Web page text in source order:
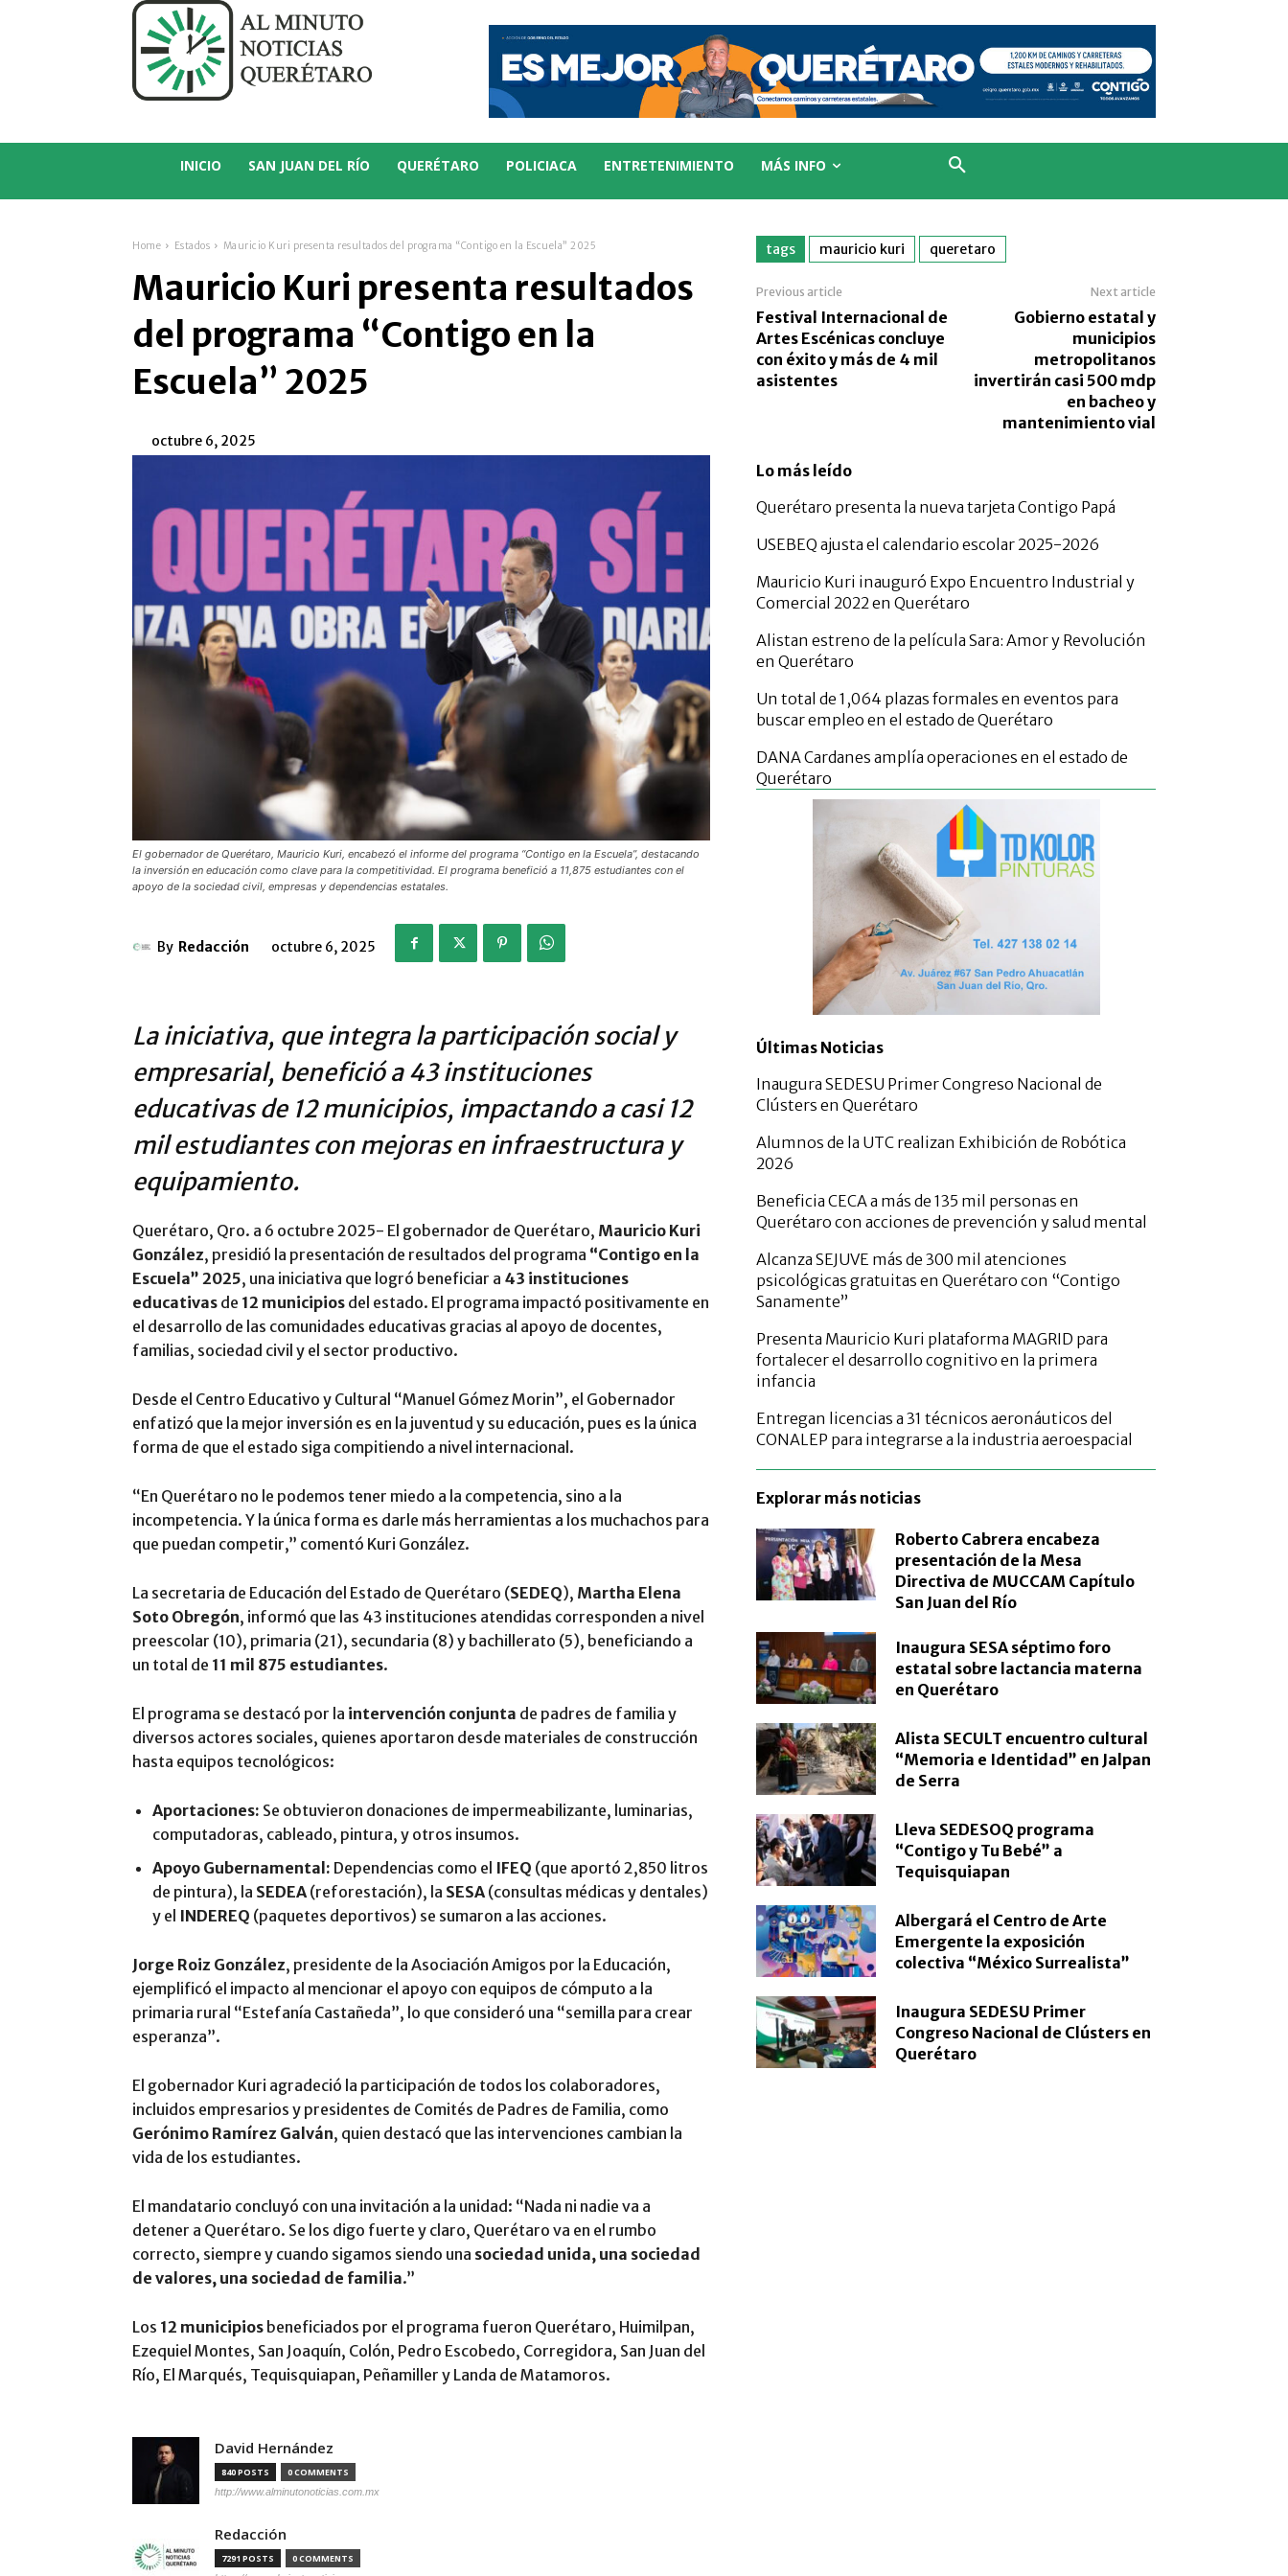
INICIO SAN JUAN DEL RÍO QUERÉTARO POLICIACA ENTRETENIMIENTO MÁS INFO
Home Estados Mauricio Kuri presenta resultados del programa “Contigo en la Escuela” 2025
Mauricio Kuri presenta resultados
del programa “Contigo en la
Escuela” 2025
octubre 6, 2025
El gobernador de Querétaro, Mauricio Kuri, encabezó el informe del programa “Contigo en la Escuela”, destacando
la inversión en educación como clave para la competitividad. El programa benefició a 11,875 estudiantes con el
apoyo de la sociedad civil, empresas y dependencias estatales.
By Redacción octubre 6, 2025
La iniciativa, que integra la participación social y
empresarial, benefició a 43 instituciones
educativas de 12 municipios, impactando a casi 12
mil estudiantes con mejoras en infraestructura y
equipamiento.
Querétaro, Qro. a 6 octubre 2025- El gobernador de Querétaro, Mauricio Kuri
González, presidió la presentación de resultados del programa “Contigo en la
Escuela” 2025, una iniciativa que logró beneficiar a 43 instituciones
educativas de 12 municipios del estado. El programa impactó positivamente en
el desarrollo de las comunidades educativas gracias al apoyo de docentes,
familias, sociedad civil y el sector productivo.
Desde el Centro Educativo y Cultural “Manuel Gómez Morin”, el Gobernador
enfatizó que la mejor inversión es en la juventud y su educación, pues es la única
forma de que el estado siga compitiendo a nivel internacional.
“En Querétaro no le podemos tener miedo a la competencia, sino a la
incompetencia. Y la única forma es darle más herramientas a los muchachos para
que puedan competir,” comentó Kuri González.
La secretaria de Educación del Estado de Querétaro (SEDEQ), Martha Elena
Soto Obregón, informó que las 43 instituciones atendidas corresponden a nivel
preescolar (10), primaria (21), secundaria (8) y bachillerato (5), beneficiando a
un total de 11 mil 875 estudiantes.
El programa se destacó por la intervención conjunta de padres de familia y
diversos actores sociales, quienes aportaron desde materiales de construcción
hasta equipos tecnológicos:
Aportaciones: Se obtuvieron donaciones de impermeabilizante, luminarias,
computadoras, cableado, pintura, y otros insumos.
Apoyo Gubernamental: Dependencias como el IFEQ (que aportó 2,850 litros
de pintura), la SEDEA (reforestación), la SESA (consultas médicas y dentales)
y el INDEREQ (paquetes deportivos) se sumaron a las acciones.
Jorge Roiz González, presidente de la Asociación Amigos por la Educación,
ejemplificó el impacto al mencionar el apoyo con equipos de cómputo a la
primaria rural “Estefanía Castañeda”, lo que consideró una “semilla para crear
esperanza”.
El gobernador Kuri agradeció la participación de todos los colaboradores,
incluidos empresarios y presidentes de Comités de Padres de Familia, como
Gerónimo Ramírez Galván, quien destacó que las intervenciones cambian la
vida de los estudiantes.
El mandatario concluyó con una invitación a la unidad: “Nada ni nadie va a
detener a Querétaro. Se los digo fuerte y claro, Querétaro va en el rumbo
correcto, siempre y cuando sigamos siendo una sociedad unida, una sociedad
de valores, una sociedad de familia.”
Los 12 municipios beneficiados por el programa fueron Querétaro, Huimilpan,
Ezequiel Montes, San Joaquín, Colón, Pedro Escobedo, Corregidora, San Juan del
Río, El Marqués, Tequisquiapan, Peñamiller y Landa de Matamoros.
David Hernández
840 POSTS 0 COMMENTS
http://www.alminutonoticias.com.mx
Redacción
7291 POSTS 0 COMMENTS
tags mauricio kuri queretaro
Previous article
Festival Internacional de
Artes Escénicas concluye
con éxito y más de 4 mil
asistentes
Next article
Gobierno estatal y
municipios
metropolitanos
invertirán casi 500 mdp
en bacheo y
mantenimiento vial
Lo más leído
Querétaro presenta la nueva tarjeta Contigo Papá
USEBEQ ajusta el calendario escolar 2025-2026
Mauricio Kuri inauguró Expo Encuentro Industrial y
Comercial 2022 en Querétaro
Alistan estreno de la película Sara: Amor y Revolución
en Querétaro
Un total de 1,064 plazas formales en eventos para
buscar empleo en el estado de Querétaro
DANA Cardanes amplía operaciones en el estado de
Querétaro
Últimas Noticias
Inaugura SEDESU Primer Congreso Nacional de
Clústers en Querétaro
Alumnos de la UTC realizan Exhibición de Robótica
2026
Beneficia CECA a más de 135 mil personas en
Querétaro con acciones de prevención y salud mental
Alcanza SEJUVE más de 300 mil atenciones
psicológicas gratuitas en Querétaro con “Contigo
Sanamente”
Presenta Mauricio Kuri plataforma MAGRID para
fortalecer el desarrollo cognitivo en la primera
infancia
Entregan licencias a 31 técnicos aeronáuticos del
CONALEP para integrarse a la industria aeroespacial
Explorar más noticias
Roberto Cabrera encabeza
presentación de la Mesa
Directiva de MUCCAM Capítulo
San Juan del Río
Inaugura SESA séptimo foro
estatal sobre lactancia materna
en Querétaro
Alista SECULT encuentro cultural
“Memoria e Identidad” en Jalpan
de Serra
Lleva SEDESOQ programa
“Contigo y Tu Bebé” a
Tequisquiapan
Albergará el Centro de Arte
Emergente la exposición
colectiva “México Surrealista”
Inaugura SEDESU Primer
Congreso Nacional de Clústers en
Querétaro